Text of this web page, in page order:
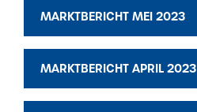
MARKTBERICHT MEI 2023
MARKTBERICHT APRIL 2023